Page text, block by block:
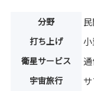
分野
打ち上げ
衛星サービス
宇宙旅行